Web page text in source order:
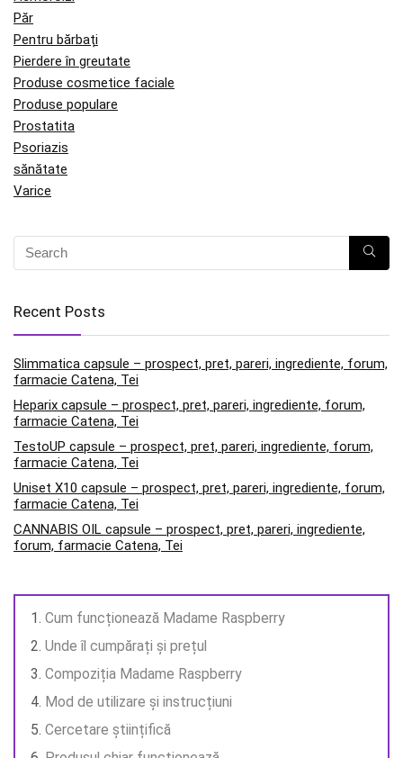
Păr
Pentru bărbați
Pierdere în greutate
Produse cosmetice faciale
Produse populare
Prostatita
Psoriazis
sănătate
Varice
Recent Posts
Slimmatica capsule – prospect, pret, pareri, ingrediente, forum,
farmacie Catena, Tei
Heparix capsule – prospect, pret, pareri, ingrediente, forum,
farmacie Catena, Tei
TestoUP capsule – prospect, pret, pareri, ingrediente, forum,
farmacie Catena, Tei
Uniset X10 capsule – prospect, pret, pareri, ingrediente, forum,
farmacie Catena, Tei
CANNABIS OIL capsule – prospect, pret, pareri, ingrediente,
forum, farmacie Catena, Tei
Cum funcționează Madame Raspberry
Unde îl cumpărați și prețul
Compoziția Madame Raspberry
Mod de utilizare și instrucțiuni
Cercetare științifică